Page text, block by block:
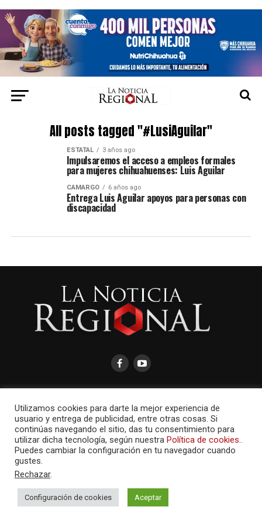
All posts tagged "#LusiAguilar"
ESTATAL 3 años ago
Impulsaremos el acceso a empleos formales
para mujeres chihuahuenses: Luis Aguilar
CAMARGO 6 años ago
Entrega Luis Aguilar apoyos para personas con
discapacidad
AMAYCOM.NET
Utilizamos cookies para darte la mejor experiencia de
usuario y entrega de publicidad, entre otras cosas. Si
continúas navegando el sitio, das tu consentimiento para
utilizar dicha tecnología, según nuestra Política de cookies..
Puedes cambiar la configuración en tu navegador cuando
gustes.
Rechazar.
Configuración de cookies Aceptar